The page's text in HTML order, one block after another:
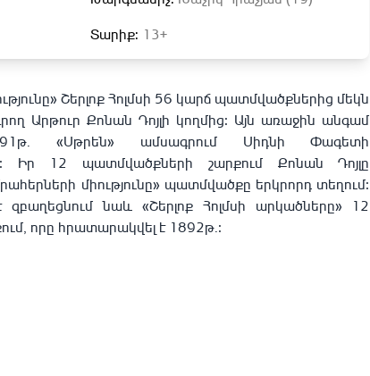
Տարիք: 13+
Շերլոք Հոլմսի 56 կարճ պատմվածքներից մեկն
Արթուր Քոնան Դոյլի կողմից։ Այն առաջին անգամ
«Սթրեն» ամսագրում Սիդնի Փագետի
Իր 12 պատմվածքների շարքում Քոնան Դոյլը
միությունը» պատմվածքը երկրորդ տեղում։
զբաղեցնում նաև «Շերլոք Հոլմսի արկածները» 12
որը հրատարակվել է 1892թ․։